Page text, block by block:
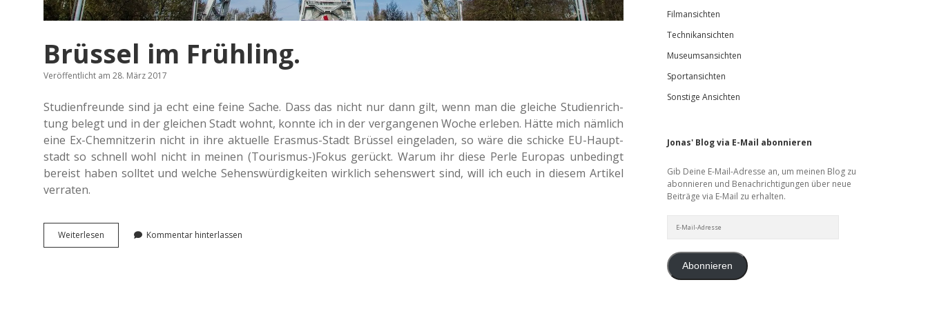
Brüssel im Frühling.
Veröffentlicht am 28. März 2017
Stu­di­en­freun­de sind ja echt eine feine Sache. Dass das nicht nur dann gilt, wenn man die glei­che Stu­di­en­rich­
tung belegt und in der glei­chen Stadt wohnt, konnte ich in der ver­gan­ge­nen Woche erle­ben. Hätte mich näm­lich
eine Ex-Chem­nit­ze­rin nicht in ihre aktu­el­le Eras­mus-Stadt Brüs­sel ein­ge­la­den, so wäre die schi­cke EU-Haupt­
stadt so schnell wohl nicht in meinen (Tourismus-)Fokus gerückt. Warum ihr diese Perle Euro­pas unbe­dingt
bereist haben soll­tet und welche Sehens­wür­dig­kei­ten wirk­lich sehens­wert sind, will ich euch in diesem Arti­kel
verraten.
Wei­ter­le­sen
sel
Kommentar hinterlassen
Filmansichten
Technikansichten
Museumsansichten
Sportansichten
Sonstige Ansichten
Jonas' Blog via E-Mail abonnieren
Gib Deine E-Mail-Adresse an, um meinen Blog zu
abonnieren und Benachrichtigungen über neue
Beiträge via E-Mail zu erhalten.
Mail-
Abonnieren